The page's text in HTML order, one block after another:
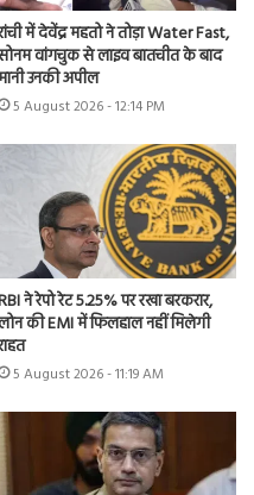
में देवेंद्र महतो ने तोड़ा Water Fast,
वांगचुक से लाइव बातचीत के बाद
उनकी अपील
5 August 2026 - 12:14 PM
ने रेपो रेट 5.25% पर रखा बरकरार,
की EMI में फिलहाल नहीं मिलेगी
5 August 2026 - 11:19 AM